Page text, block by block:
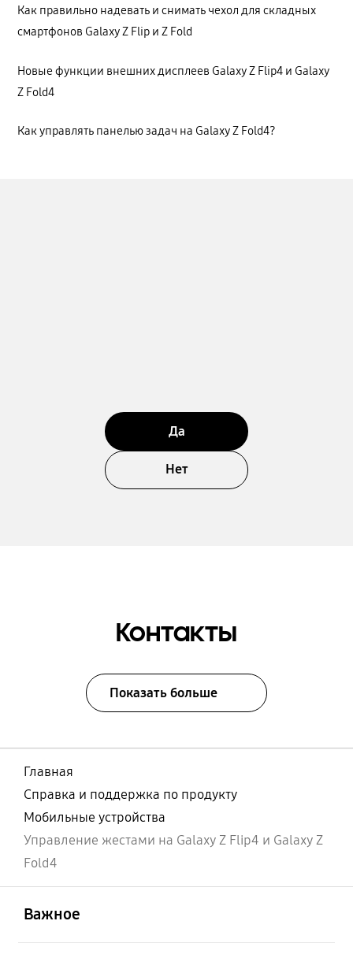
Как правильно надевать и снимать чехол для складных
смартфонов Galaxy Z Flip и Z Fold
Новые функции внешних дисплеев Galaxy Z Flip4 и Galaxy
Z Fold4
Как управлять панелью задач на Galaxy Z Fold4?
Да
Нет
Контакты
Показать больше
Главная
Справка и поддержка по продукту
Мобильные устройства
Управление жестами на Galaxy Z Flip4 и Galaxy Z
Fold4
Важное